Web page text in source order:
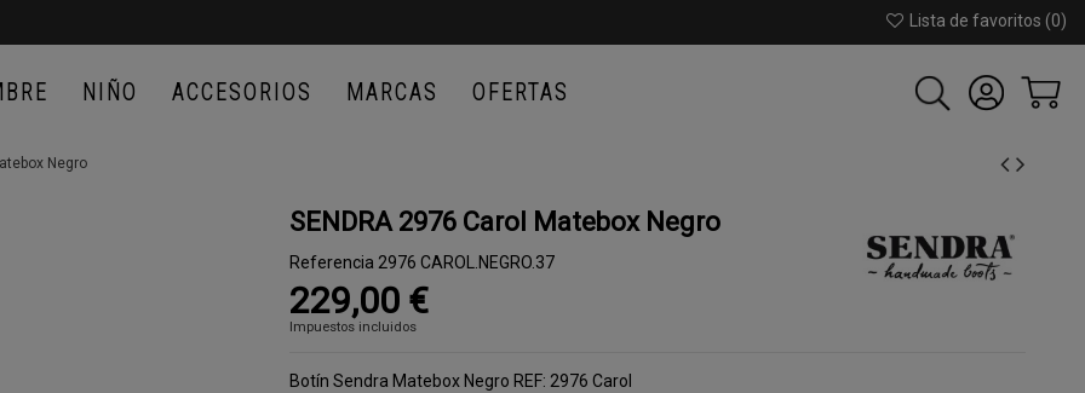
Lista de favoritos (0)
NIÑO ACCESORIOS MARCAS OFERTAS
Negro
SENDRA 2976 Carol Matebox Negro
Referencia 2976 CAROL.NEGRO.37
229,00 €
Impuestos incluidos
Botín Sendra Matebox Negro REF: 2976 Carol